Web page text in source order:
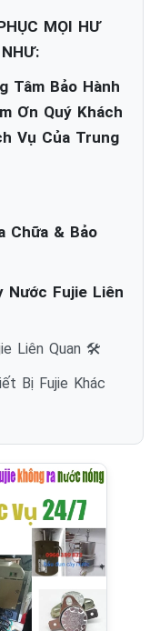
MỌI HƯ
Tâm Bảo Hành
Ơn Quý Khách
Vụ Của Trung
Chữa & Bảo
Nước Fujie Liên
Liên Quan 🛠️
Bị Fujie Khác